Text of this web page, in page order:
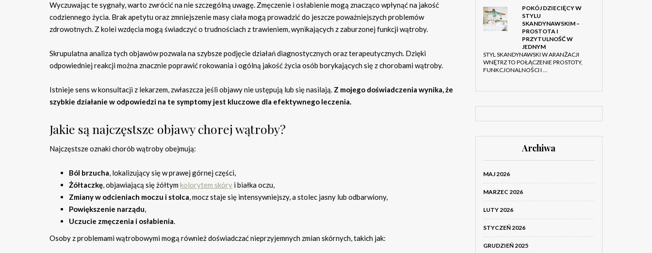
Wyczuwając te sygnały, warto zwrócić na nie szczególną uwagę. Zmęczenie i osłabienie mogą znacząco wpłynąć na jakość
codziennego życia. Brak apetytu oraz zmniejszenie masy ciała mogą prowadzić do jeszcze poważniejszych problemów
zdrowotnych. Z kolei wzdęcia mogą świadczyć o trudnościach z trawieniem, wynikających z zaburzonej funkcji wątroby.
Skrupulatna analiza tych objawów pozwala na szybsze podjęcie działań diagnostycznych oraz terapeutycznych. Dzięki
odpowiedniej reakcji można znacznie poprawić rokowania i ogólną jakość życia osób borykających się z chorobami wątroby.
Istnieje sens w konsultacji z lekarzem, zwłaszcza jeśli objawy nie ustępują lub się nasilają. Z mojego doświadczenia wynika, że
szybkie działanie w odpowiedzi na te symptomy jest kluczowe dla efektywnego leczenia.
Jakie są najczęstsze objawy chorej wątroby?
Najczęstsze oznaki chorób wątroby obejmują:
Ból brzucha, lokalizujący się w prawej górnej części,
Żółtaczkę, objawiającą się żółtymkolorytem skóry i białka oczu,
Zmiany w odcieniach moczu i stolca, mocz staje się intensywniejszy, a stolec jasny lub odbarwiony,
Powiększenie narządu,
Uczucie zmęczenia i osłabienia.
Osoby z problemami wątrobowymi mogą również doświadczać nieprzyjemnych zmian skórnych, takich jak:
POKÓJ DZIECIĘCY W
STYLU
SKANDYNAWSKIM –
PROSTOTA I
PRZYTULNOŚĆ W
JEDNYM
STYL SKANDYNAWSKI W ARANŻACJI
WNĘTRZ TO POŁĄCZENIE PROSTOTY,
FUNKCJONALNOŚCI I …
Archiwa
MAJ 2026
MARZEC 2026
LUTY 2026
STYCZEŃ 2026
GRUDZIEŃ 2025